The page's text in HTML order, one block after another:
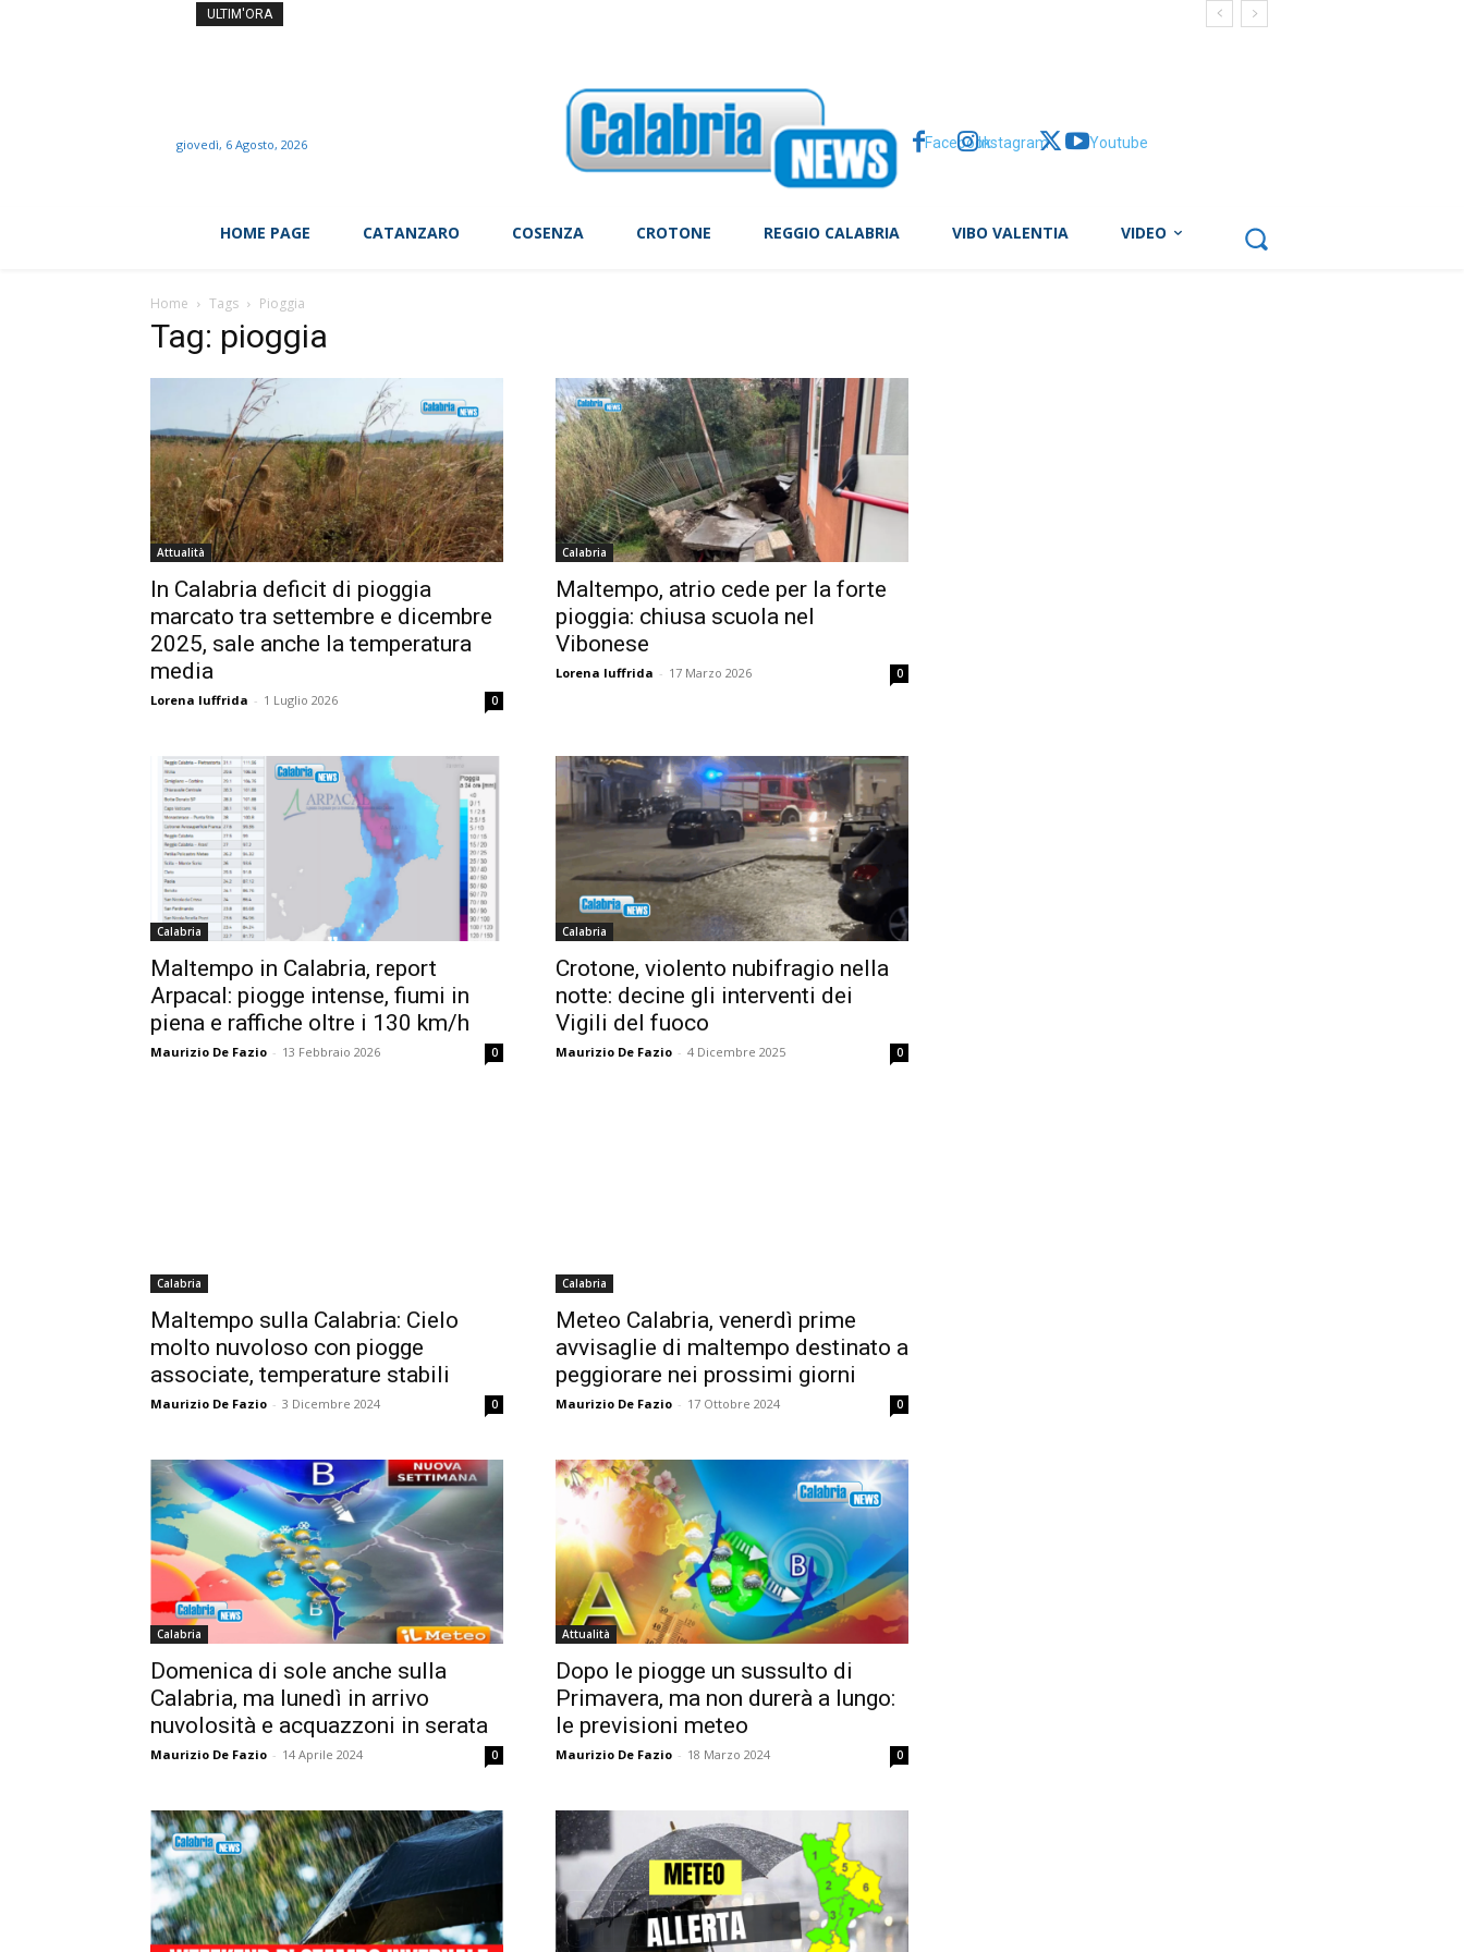
ULTIM'ORA
giovedì, 6 Agosto, 2026 FacebookInstagram X Youtube
HOME PAGE CATANZARO COSENZA CROTONE REGGIO CALABRIA VIBO VALENTIA VIDEO
Home Tags Pioggia
Tag: pioggia
Attualità
In Calabria deficit di pioggia
marcato tra settembre e dicembre
2025, sale anche la temperatura
media
Lorena Iuffrida - 1 Luglio 2026 0
Calabria
Maltempo, atrio cede per la forte
pioggia: chiusa scuola nel
Vibonese
Lorena Iuffrida - 17 Marzo 2026 0
Calabria
Maltempo in Calabria, report
Arpacal: piogge intense, fiumi in
piena e raffiche oltre i 130 km/h
Maurizio De Fazio - 13 Febbraio 2026 0
Calabria
Crotone, violento nubifragio nella
notte: decine gli interventi dei
Vigili del fuoco
Maurizio De Fazio - 4 Dicembre 2025 0
Calabria
Maltempo sulla Calabria: Cielo
molto nuvoloso con piogge
associate, temperature stabili
Maurizio De Fazio - 3 Dicembre 2024 0
Calabria
Meteo Calabria, venerdì prime
avvisaglie di maltempo destinato a
peggiorare nei prossimi giorni
Maurizio De Fazio - 17 Ottobre 2024 0
Calabria
Domenica di sole anche sulla
Calabria, ma lunedì in arrivo
nuvolosità e acquazzoni in serata
Maurizio De Fazio - 14 Aprile 2024 0
Attualità
Dopo le piogge un sussulto di
Primavera, ma non durerà a lungo:
le previsioni meteo
Maurizio De Fazio - 18 Marzo 2024 0